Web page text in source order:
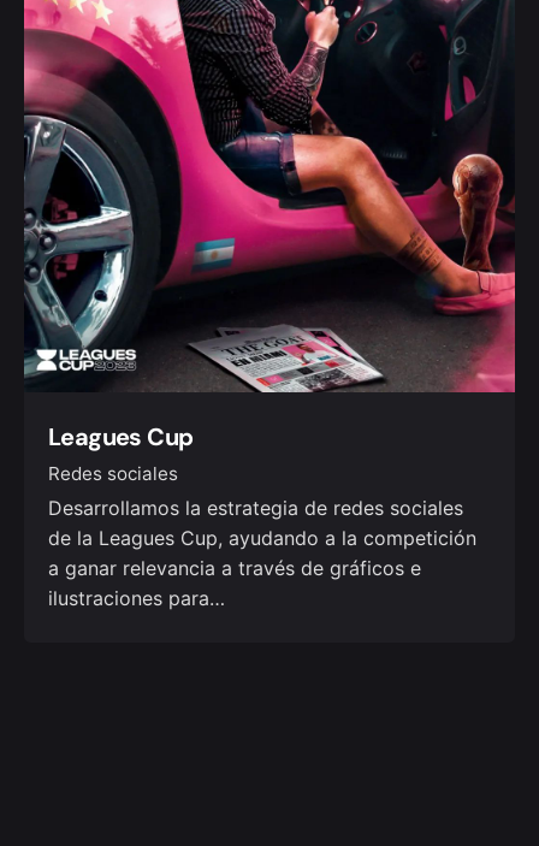
Leagues Cup
Redes sociales
Desarrollamos la estrategia de redes sociales
de la Leagues Cup, ayudando a la competición
a ganar relevancia a través de gráficos e
ilustraciones para…